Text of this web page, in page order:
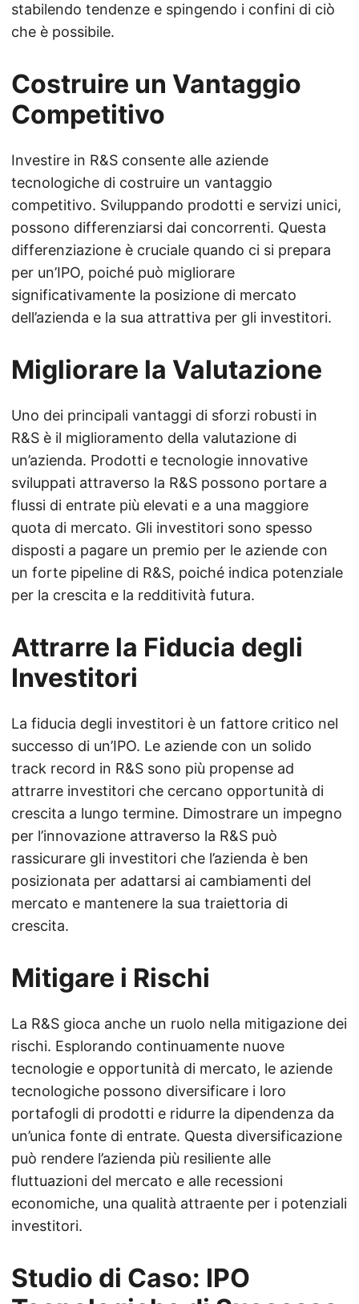
stabilendo tendenze e spingendo i confini di ciò
che è possibile.
Costruire un Vantaggio
Competitivo
Investire in R&S consente alle aziende
tecnologiche di costruire un vantaggio
competitivo. Sviluppando prodotti e servizi unici,
possono differenziarsi dai concorrenti. Questa
differenziazione è cruciale quando ci si prepara
per un’IPO, poiché può migliorare
significativamente la posizione di mercato
dell’azienda e la sua attrattiva per gli investitori.
Migliorare la Valutazione
Uno dei principali vantaggi di sforzi robusti in
R&S è il miglioramento della valutazione di
un’azienda. Prodotti e tecnologie innovative
sviluppati attraverso la R&S possono portare a
flussi di entrate più elevati e a una maggiore
quota di mercato. Gli investitori sono spesso
disposti a pagare un premio per le aziende con
un forte pipeline di R&S, poiché indica potenziale
per la crescita e la redditività futura.
Attrarre la Fiducia degli
Investitori
La fiducia degli investitori è un fattore critico nel
successo di un’IPO. Le aziende con un solido
track record in R&S sono più propense ad
attrarre investitori che cercano opportunità di
crescita a lungo termine. Dimostrare un impegno
per l’innovazione attraverso la R&S può
rassicurare gli investitori che l’azienda è ben
posizionata per adattarsi ai cambiamenti del
mercato e mantenere la sua traiettoria di
crescita.
Mitigare i Rischi
La R&S gioca anche un ruolo nella mitigazione dei
rischi. Esplorando continuamente nuove
tecnologie e opportunità di mercato, le aziende
tecnologiche possono diversificare i loro
portafogli di prodotti e ridurre la dipendenza da
un’unica fonte di entrate. Questa diversificazione
può rendere l’azienda più resiliente alle
fluttuazioni del mercato e alle recessioni
economiche, una qualità attraente per i potenziali
investitori.
Studio di Caso: IPO